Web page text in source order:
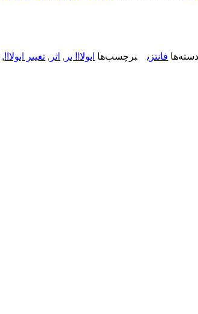
دسته‌ها فانتزی برچسب‌ها ابولا!! بر , اثر , تغییر ابولا!!,